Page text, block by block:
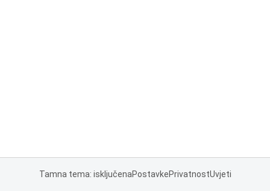
Tamna tema: isključenaPostavkePrivatnostUvjeti